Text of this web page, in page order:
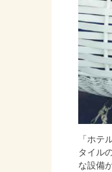
「ホテ
タイル
な設備